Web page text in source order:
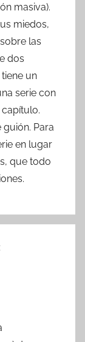
masiva).
miedos,
las
dos
un
serie con
Para
en lugar
que todo